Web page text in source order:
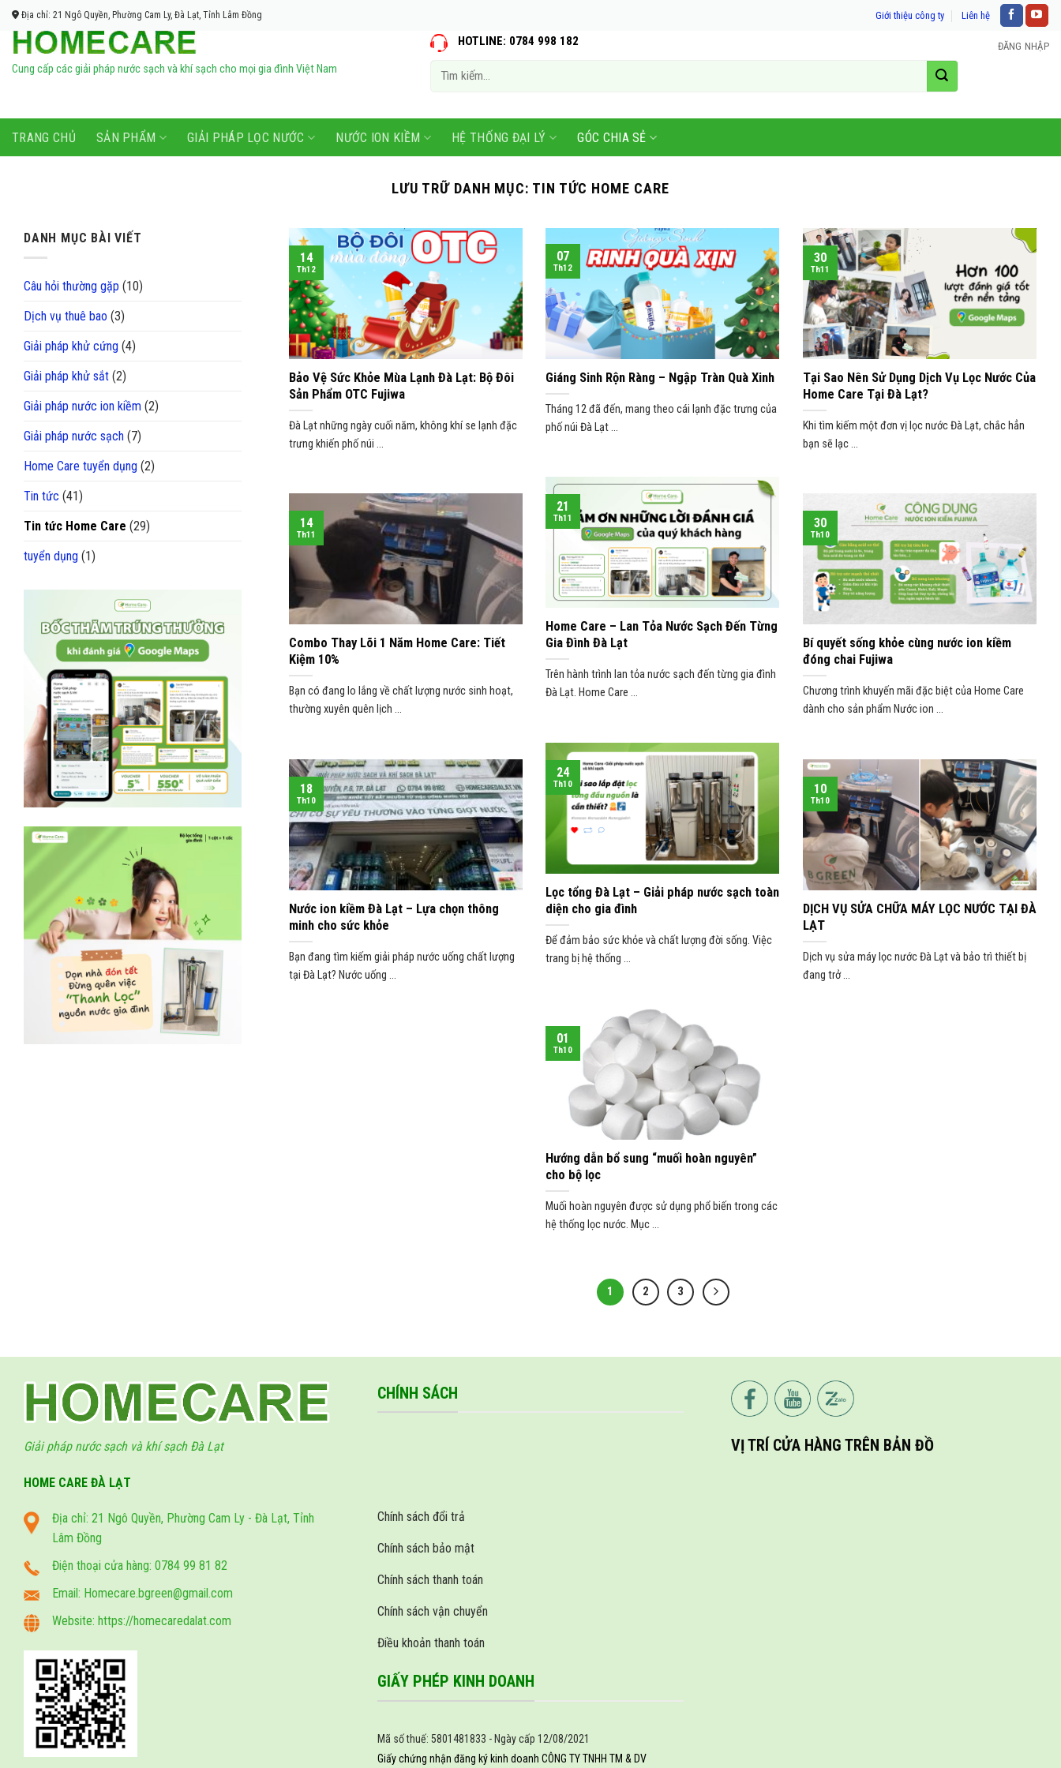
Bỏ
qua
dung
Địa chỉ: 21 Ngô Quyền, Phường Cam Ly, Đà Lạt, Tỉnh Lâm Đồng Giới thiệu công ty Liên hệ
Cung cấp các giải pháp nước sạch và khí sạch cho mọi gia đình Việt Nam
HOTLINE: 0784 998 182
Tìm
ĐĂNG NHẬP
TRANG CHỦ SẢN PHẨM GIẢI PHÁP LỌC NƯỚC NƯỚC ION KIỀM HỆ THỐNG ĐẠI LÝ GÓC CHIA SẺ
LƯU TRỮ DANH MỤC: TIN TỨC HOME CARE
DANH MỤC BÀI VIẾT
Câu hỏi thường gặp (10)
Dịch vụ thuê bao (3)
Giải pháp khử cứng (4)
Giải pháp khử sắt (2)
Giải pháp nước ion kiềm (2)
Giải pháp nước sạch (7)
Home Care tuyển dụng (2)
Tin tức (41)
Tin tức Home Care (29)
tuyển dụng (1)
Bảo Vệ Sức Khỏe Mùa Lạnh Đà Lạt: Bộ Đôi
Sản Phẩm OTC Fujiwa
Đà Lạt những ngày cuối năm, không khí se lạnh đặc
trưng khiến phố núi ...
14
Th12
Giáng Sinh Rộn Ràng – Ngập Tràn Quà Xinh
Tháng 12 đã đến, mang theo cái lạnh đặc trưng của
phố núi Đà Lạt ...
07
Th12
Tại Sao Nên Sử Dụng Dịch Vụ Lọc Nước Của
Home Care Tại Đà Lạt?
Khi tìm kiếm một đơn vị lọc nước Đà Lạt, chắc hẳn
bạn sẽ lạc ...
30
Th11
Home Care – Lan Tỏa Nước Sạch Đến Từng
Gia Đình Đà Lạt
Trên hành trình lan tỏa nước sạch đến từng gia đình
Đà Lạt. Home Care ...
21
Th11
Combo Thay Lõi 1 Năm Home Care: Tiết
Kiệm 10%
Bạn có đang lo lắng về chất lượng nước sinh hoạt,
thường xuyên quên lịch ...
14
Th11
Bí quyết sống khỏe cùng nước ion kiềm
đóng chai Fujiwa
Chương trình khuyến mãi đặc biệt của Home Care
dành cho sản phẩm Nước ion ...
30
Th10
Lọc tổng Đà Lạt – Giải pháp nước sạch toàn
diện cho gia đình
Để đảm bảo sức khỏe và chất lượng đời sống. Việc
trang bị hệ thống ...
24
Th10
Nước ion kiềm Đà Lạt – Lựa chọn thông
minh cho sức khỏe
Bạn đang tìm kiếm giải pháp nước uống chất lượng
tại Đà Lạt? Nước uống ...
18
Th10
DỊCH VỤ SỬA CHỮA MÁY LỌC NƯỚC TẠI ĐÀ
LẠT
Dịch vụ sửa máy lọc nước Đà Lạt và bảo trì thiết bị
đang trở ...
10
Th10
Hướng dẫn bổ sung “muối hoàn nguyên”
cho bộ lọc
Muối hoàn nguyên được sử dụng phổ biến trong các
hệ thống lọc nước. Mục ...
01
Th10
1 2 3
Giải pháp nước sạch và khí sạch Đà Lạt
HOME CARE ĐÀ LẠT
Địa chỉ: 21 Ngô Quyền, Phường Cam Ly - Đà Lạt, Tỉnh
Lâm Đồng
Điện thoại cửa hàng: 0784 99 81 82
Email: Homecare.bgreen@gmail.com
Website: https://homecaredalat.com
CHÍNH SÁCH
Chính sách đổi trả
Chính sách bảo mật
Chính sách thanh toán
Chính sách vận chuyển
Điều khoản thanh toán
GIẤY PHÉP KINH DOANH
Mã số thuế: 5801481833 - Ngày cấp 12/08/2021
Giấy chứng nhận đăng ký kinh doanh CÔNG TY TNHH TM & DV
VỊ TRÍ CỬA HÀNG TRÊN BẢN ĐỒ